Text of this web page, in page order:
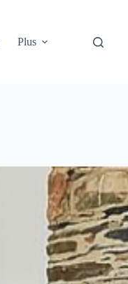
Plus